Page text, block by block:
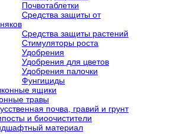
Почвотаблетки
Средства защиты от
Средства защиты растений
Стимуляторы роста
Удобрения
Удобрения для цветов
Удобрения палочки
Фунгициды
ящики
травы
почва, гравий и грунт
и биоочистители
материал